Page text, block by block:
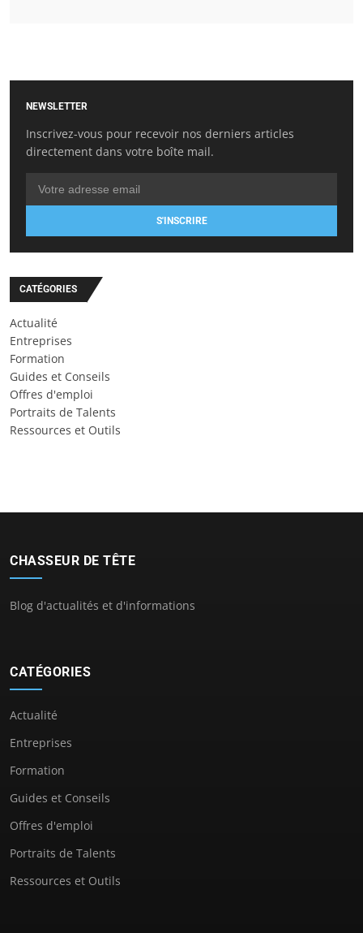
NEWSLETTER
Inscrivez-vous pour recevoir nos derniers articles
directement dans votre boîte mail.
S'INSCRIRE
CATÉGORIES
Actualité
Entreprises
Formation
Guides et Conseils
Offres d'emploi
Portraits de Talents
Ressources et Outils
CHASSEUR DE TÊTE
Blog d'actualités et d'informations
CATÉGORIES
Actualité
Entreprises
Formation
Guides et Conseils
Offres d'emploi
Portraits de Talents
Ressources et Outils